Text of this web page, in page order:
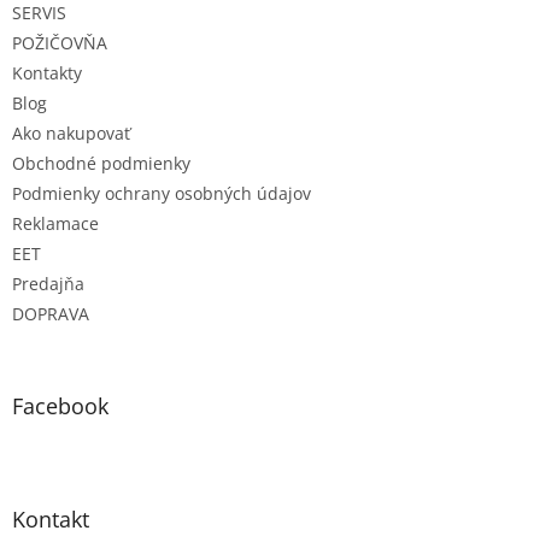
SERVIS
POŽIČOVŇA
Kontakty
Blog
Ako nakupovať
Obchodné podmienky
Podmienky ochrany osobných údajov
Reklamace
EET
Predajňa
DOPRAVA
Facebook
Kontakt